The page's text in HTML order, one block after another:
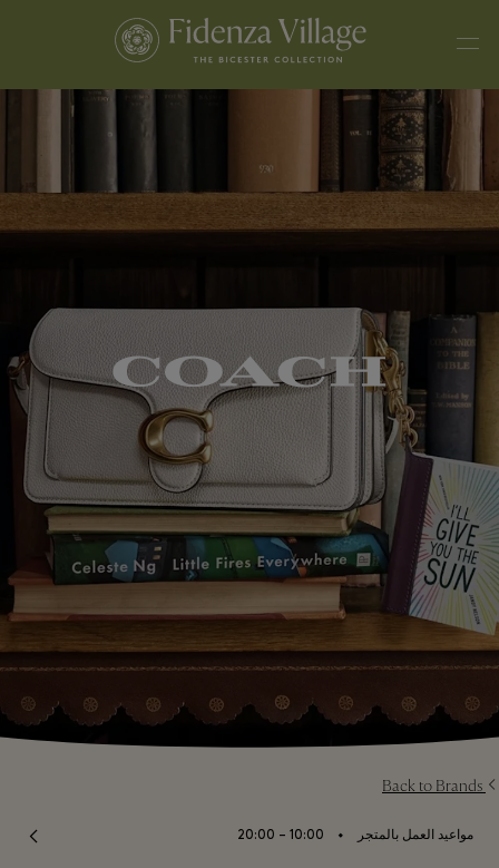
Back to Brands
مواعيد العمل بالمتجر ⬩
10:00 – 20:00